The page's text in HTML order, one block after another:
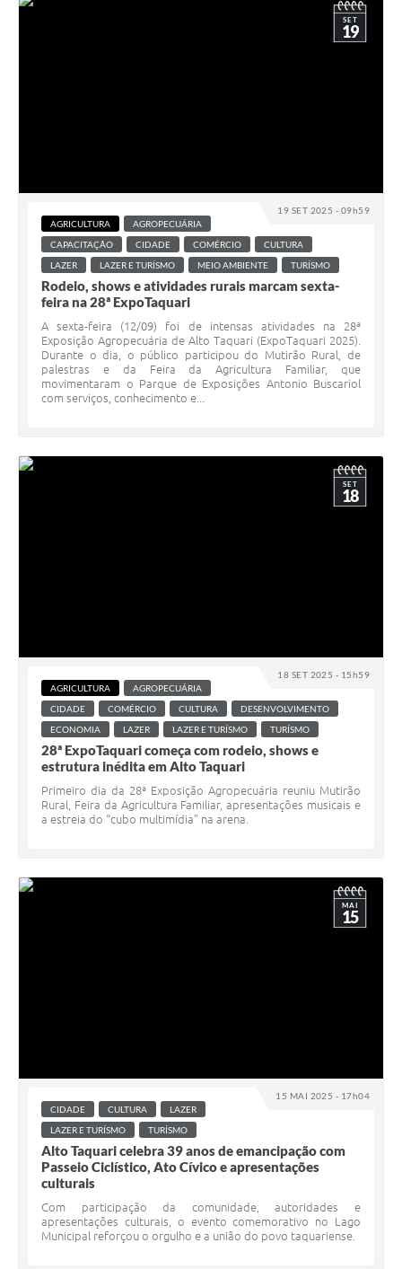
19 SET 2025 - 09h59
SET
19
AGRICULTURA
AGROPECUÁRIA
CAPACITAÇÃO
CIDADE COMÉRCIO
CULTURA
LAZER
LAZER E TURÍSMO MEIO AMBIENTE TURÍSMO
Rodeio, shows e atividades rurais marcam sexta-
feira na 28ª ExpoTaquari
A sexta-feira (12/09) foi de intensas atividades na 28ª
Exposição Agropecuária de Alto Taquari (ExpoTaquari 2025).
Durante o dia, o público participou do Mutirão Rural, de
palestras e da Feira da Agricultura Familiar, que
movimentaram o Parque de Exposições Antonio Buscariol
com serviços, conhecimento e...
18 SET 2025 - 15h59
SET
18
AGRICULTURA
AGROPECUÁRIA
CIDADE
COMÉRCIO CULTURA
DESENVOLVIMENTO
ECONOMIA
LAZER LAZER E TURÍSMO TURÍSMO
28ª ExpoTaquari começa com rodeio, shows e
estrutura inédita em Alto Taquari
Primeiro dia da 28ª Exposição Agropecuária reuniu Mutirão
Rural, Feira da Agricultura Familiar, apresentações musicais e
a estreia do “cubo multimídia” na arena.
15 MAI 2025 - 17h04
MAI
15
CIDADE CULTURA
LAZER
LAZER E TURÍSMO
TURÍSMO
Alto Taquari celebra 39 anos de emancipação com
Passeio Ciclístico, Ato Cívico e apresentações
culturais
Com participação da comunidade, autoridades e
apresentações culturais, o evento comemorativo no Lago
Municipal reforçou o orgulho e a união do povo taquariense.